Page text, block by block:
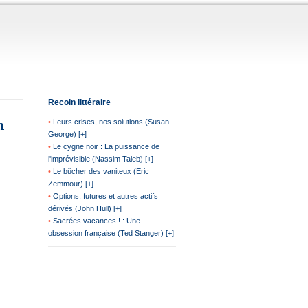
Recoin littéraire
• Leurs crises, nos solutions (Susan
George) [+]
• Le cygne noir : La puissance de
l'imprévisible (Nassim Taleb) [+]
• Le bûcher des vaniteux (Eric
Zemmour) [+]
• Options, futures et autres actifs
dérivés (John Hull) [+]
• Sacrées vacances ! : Une
obsession française (Ted Stanger) [+]